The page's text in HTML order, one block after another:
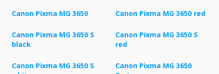
Canon Pixma MG 3650 Canon Pixma MG 3650 red
Canon Pixma MG 3650 S
black
Canon Pixma MG 3650 S
red
Canon Pixma MG 3650 S
Canon Pixma MG 3650